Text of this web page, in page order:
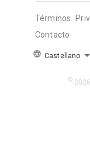
Términos
Contacto
Castellano
© 2026